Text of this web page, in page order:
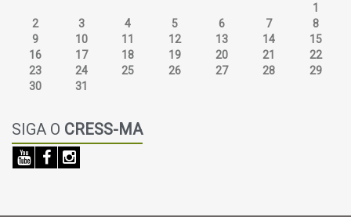
1
2
3 4 5 6 7
8
9
10 11 12 13 14
15
16
17 18 19 20 21
22
23
24 25 26 27 28
29
30
31
SIGA O CRESS-MA